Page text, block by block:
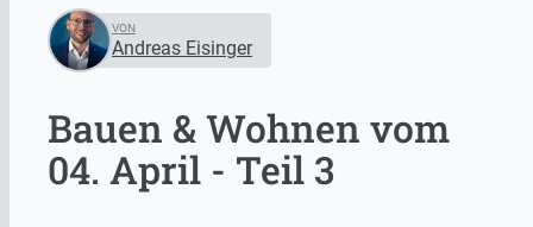
VON
Andreas Eisinger
Bauen & Wohnen vom
04. April - Teil 3